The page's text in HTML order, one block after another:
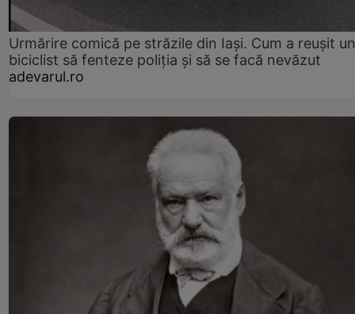
Urmărire comică pe străzile din Iași. Cum a reușit un
biciclist să fenteze poliția și să se facă nevăzut
adevarul.ro